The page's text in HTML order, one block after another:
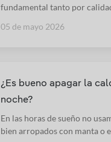
fundamental tanto por
consumo energético y
05 de mayo 2026
¿Es bueno apagar la
noche?
En las horas de sueño no
bien arropados con manta o